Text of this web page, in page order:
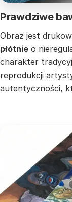
Prawdziwe
Obraz jest
płótnie o
charakter
reprodukcji
autentyczności,